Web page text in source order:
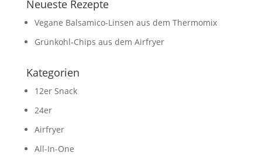
Neueste Rezepte
Vegane Balsamico-Linsen aus dem Thermomix
Grünkohl-Chips aus dem Airfryer
Kategorien
12er Snack
24er
Airfryer
All-In-One